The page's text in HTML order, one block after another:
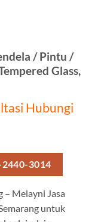
/ Pintu /
Glass,
Hubungi
3014
– Melayni Jasa
untuk